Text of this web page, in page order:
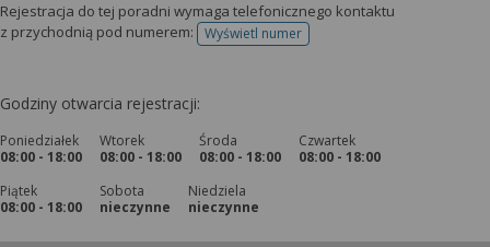
Rejestracja do tej poradni wymaga telefonicznego kontaktu
z przychodnią pod numerem:
Wyświetl numertelefonu do rejestracji
Godziny otwarcia rejestracji:
Poniedziałek
08:00 - 18:00
Wtorek
08:00 - 18:00
Środa
08:00 - 18:00
Czwartek
08:00 - 18:00
Piątek
08:00 - 18:00
Sobota
nieczynne
Niedziela
nieczynne